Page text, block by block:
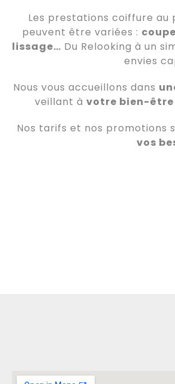
Les prestations coiffure
peuvent être variées :
lissage… Du Relooking à un
envies
Nous vous accueillons dans
veillant à votre bien-
Nos tarifs et nos promotions
vos